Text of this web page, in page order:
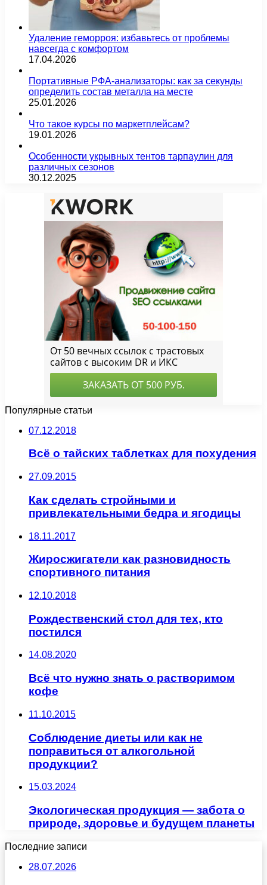
Удаление геморроя: избавьтесь от проблемы
навсегда с комфортом
17.04.2026
Портативные РФА-анализаторы: как за секунды
определить состав металла на месте
25.01.2026
Что такое курсы по маркетплейсам?
19.01.2026
Особенности укрывных тентов тарпаулин для
различных сезонов
30.12.2025
Популярные статьи
07.12.2018
Всё о тайских таблетках для похудения
27.09.2015
Как сделать стройными и
привлекательными бедра и ягодицы
18.11.2017
Жиросжигатели как разновидность
спортивного питания
12.10.2018
Рождественский стол для тех, кто
постился
14.08.2020
Всё что нужно знать о растворимом
кофе
11.10.2015
Соблюдение диеты или как не
поправиться от алкогольной
продукции?
15.03.2024
Экологическая продукция — забота о
природе, здоровье и будущем планеты
Последние записи
28.07.2026